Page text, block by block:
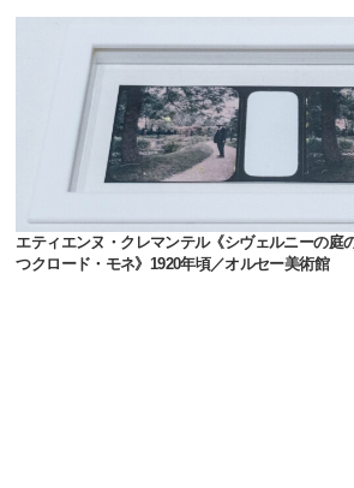
エティエンヌ・クレマンテル《シヴェルニーの庭
つクロード・モネ》1920年頃／オルセー美術館